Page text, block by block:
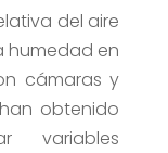
del aire
humedad en
cámaras y
obtenido
variables